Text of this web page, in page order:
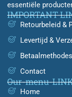
essentiële
IMPORTANT
Retourbeleid &
Levertijd &
Betaalmethodes
Contact
Our-menu-
Home